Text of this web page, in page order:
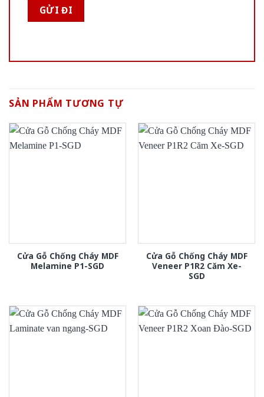
SẢN PHẨM TƯƠNG TỰ
Cửa Gỗ Chống Cháy MDF
Melamine P1-SGD
Cửa Gỗ Chống Cháy MDF
Veneer P1R2 Căm Xe-
SGD